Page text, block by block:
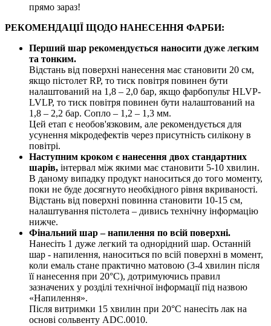
прямо зараз!
РЕКОМЕНДАЦІЇ ЩОДО НАНЕСЕННЯ ФАРБИ:
Перший шар рекомендується наносити дуже легким
та тонким.
Відстань від поверхні нанесення має становити 20 см,
якщо пістолет RP, то тиск повітря повинен бути
налаштований на 1,8 – 2,0 бар, якщо фарбопульт HLVP-
LVLP, то тиск повітря повинен бути налаштований на
1,8 – 2,2 бар. Сопло – 1,2 – 1,3 мм.
Цей етап є необов'язковим, але рекомендується для
усунення мікродефектів через присутність силікону в
повітрі.
Наступним кроком є нанесення двох стандартних
шарів, інтервал між якими має становити 5-10 хвилин.
В даному випадку продукт наноситься до того моменту,
поки не буде досягнуто необхідного рівня вкриваності.
Відстань від поверхні повинна становити 10-15 см,
налаштування пістолета – дивись технічну інформацію
нижче.
Фінальний шар – напилення по всій поверхні.
Нанесіть 1 дуже легкий та однорідний шар. Останній
шар - напилення, наноситься по всій поверхні в момент,
коли емаль стане практично матовою (3-4 хвилин після
її нанесення при 20°C), дотримуючись правил
зазначених у розділі технічної інформації під назвою
«Напилення».
Після витримки 15 хвилин при 20°C нанесіть лак на
основі сольвенту ADC.0010.